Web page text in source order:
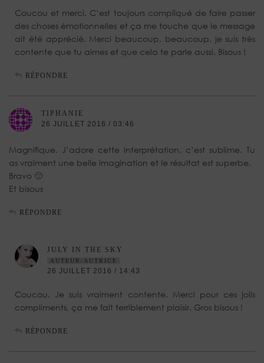
Coucou et merci. C’est toujours compliqué de faire passer
des choses émotionnelles et ça me touche que le message
ait été apprécié. Merci beaucoup, beaucoup, je suis très
contente que tu aimes et que cela te parle aussi. Bisous !
RÉPONDRE
TIPHANIE
26 JUILLET 2016 / 03:46
Magnifique. J’adore cette interprétation, c’est sublime. Tu
as vraiment une belle imagination et le résultat est superbe.
Bravo 🙂
Et bisous
RÉPONDRE
JULY IN THE SKY
AUTEUR/AUTRICE
26 JUILLET 2016 / 14:43
Coucou. Je suis vraiment contente. Merci pour ces jolis
compliments, ça me fait terriblement plaisir. Gros bisous !
RÉPONDRE